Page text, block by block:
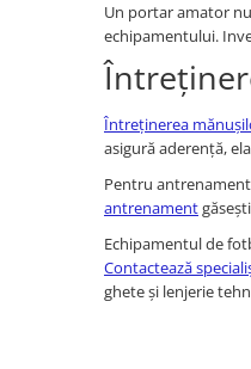
Un portar amator
echipamentului.
Întreținerea
asigură aderență,
Pentru
antrenament
Echipamentul de
Contactează
ghete și lenjerie